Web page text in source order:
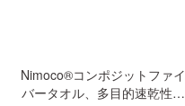
Nimoco®コンポジットファイ
バータオル、多目的速乾性旅